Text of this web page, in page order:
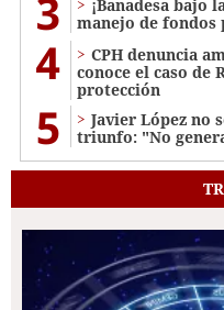
3
¡Banadesa bajo
manejo de fondos
4
CPH denuncia
conoce el caso de
protección
5
Javier López no
triunfo: "No